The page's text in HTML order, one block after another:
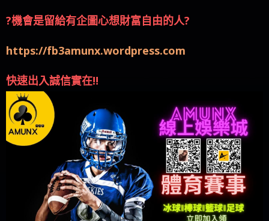
?機會是留給有企圖心想財富自由的人?
https://fb3amunx.wordpress.com
快速出入誠信實在‼️